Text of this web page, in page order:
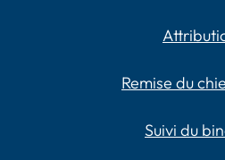
Remise du
Suivi du